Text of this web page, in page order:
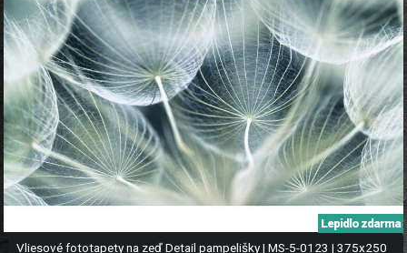
Vliesové fototapety na zeď Detail pampelišky | MS-5-0123 | 375x250
Lepidlo zdarma